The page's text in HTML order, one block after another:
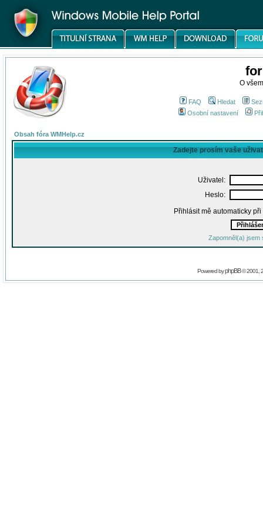
O
FAQ Hledat
Osobní nastavení
Obsah fóra WMHelp.cz
Zadejte prosím vaše
Uživatel:
Heslo:
Přihlásit mě automaticky
Zapomněl(a) jsem
Powered byphpBB© 2001,